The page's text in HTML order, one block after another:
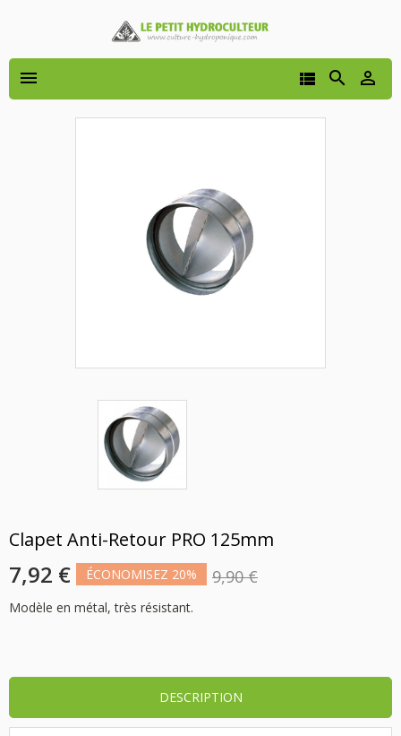
 


Clapet Anti-Retour PRO 125mm
7,92 € ÉCONOMISEZ 20% 9,90 €
Modèle en métal, très résistant.
DESCRIPTION